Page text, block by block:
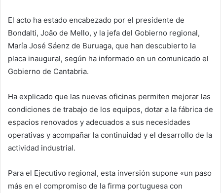
El acto ha estado encabezado por el presidente de
Bondalti, João de Mello, y la jefa del Gobierno regional,
María José Sáenz de Buruaga, que han descubierto la
placa inaugural, según ha informado en un comunicado el
Gobierno de Cantabria.
Ha explicado que las nuevas oficinas permiten mejorar las
condiciones de trabajo de los equipos, dotar a la fábrica de
espacios renovados y adecuados a sus necesidades
operativas y acompañar la continuidad y el desarrollo de la
actividad industrial.
Para el Ejecutivo regional, esta inversión supone «un paso
más en el compromiso de la firma portuguesa con